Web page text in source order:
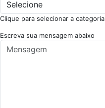
Clique para selecionar a categoria
Escreva sua mensagem abaixo